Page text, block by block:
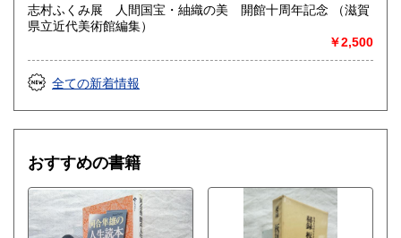
志村ふくみ展 人間国宝・紬織の美 開館十周年記念 （滋賀
県立近代美術館編集）
￥2,500
全ての新着情報
おすすめの書籍